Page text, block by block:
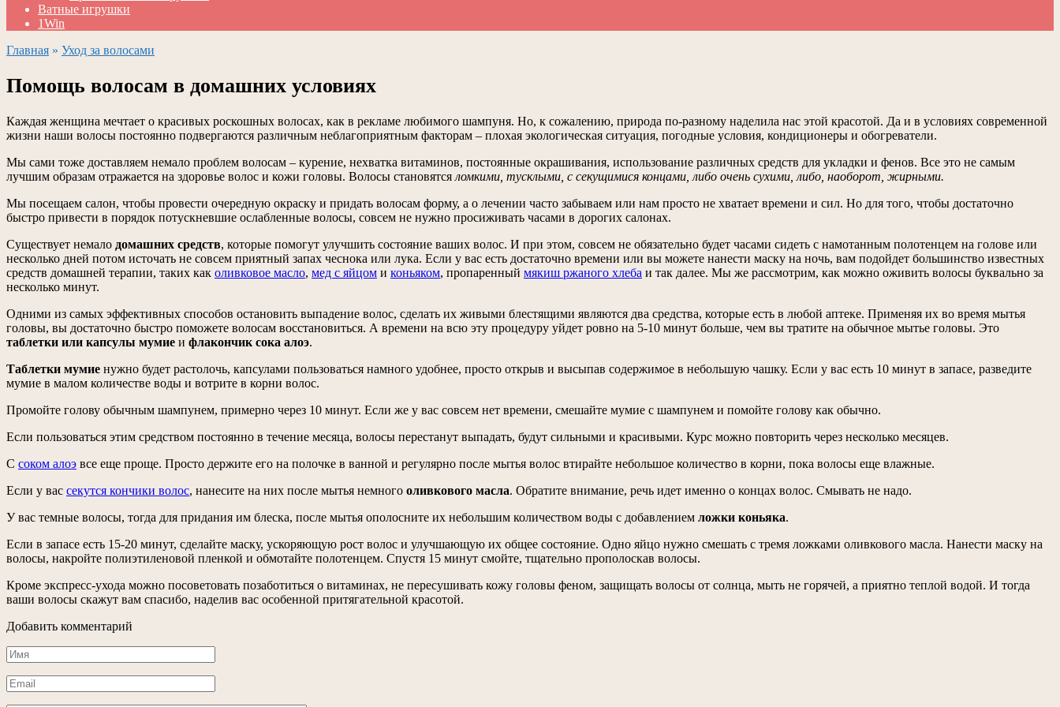
Ватные игрушки
1Win
Главная » Уход за волосами
Помощь волосам в домашних условиях
Каждая женщина мечтает о красивых роскошных волосах, как в рекламе любимого шампуня. Но, к сожалению, природа по-разному наделила нас этой красотой. Да и в условиях современной
жизни наши волосы постоянно подвергаются различным неблагоприятным факторам – плохая экологическая ситуация, погодные условия, кондиционеры и обогреватели.
Мы сами тоже доставляем немало проблем волосам – курение, нехватка витаминов, постоянные окрашивания, использование различных средств для укладки и фенов. Все это не самым
лучшим образам отражается на здоровье волос и кожи головы. Волосы становятсяломкими, тусклыми, с секущимися концами, либо очень сухими, либо, наоборот, жирными.
Мы посещаем салон, чтобы провести очередную окраску и придать волосам форму, а о лечении часто забываем или нам просто не хватает времени и сил. Но для того, чтобы достаточно
быстро привести в порядок потускневшие ослабленные волосы, совсем не нужно просиживать часами в дорогих салонах.
Существует немало домашних средств, которые помогут улучшить состояние ваших волос. И при этом, совсем не обязательно будет часами сидеть с намотанным полотенцем на голове или
несколько дней потом источать не совсем приятный запах чеснока или лука. Если у вас есть достаточно времени или вы можете нанести маску на ночь, вам подойдет большинство известных
средств домашней терапии, таких как оливковое масло, мед с яйцом и коньяком, пропаренный мякиш ржаного хлеба и так далее. Мы же рассмотрим, как можно оживить волосы буквально за
несколько минут.
Одними из самых эффективных способов остановить выпадение волос, сделать их живыми блестящими являются два средства, которые есть в любой аптеке. Применяя их во время мытья
головы, вы достаточно быстро поможете волосам восстановиться. А времени на всю эту процедуру уйдет ровно на 5-10 минут больше, чем вы тратите на обычное мытье головы. Это
таблетки или капсулы мумие и флакончик сока алоэ.
Таблетки мумие нужно будет растолочь, капсулами пользоваться намного удобнее, просто открыв и высыпав содержимое в небольшую чашку. Если у вас есть 10 минут в запасе, разведите
мумие в малом количестве воды и вотрите в корни волос.
Промойте голову обычным шампунем, примерно через 10 минут. Если же у вас совсем нет времени, смешайте мумие с шампунем и помойте голову как обычно.
Если пользоваться этим средством постоянно в течение месяца, волосы перестанут выпадать, будут сильными и красивыми. Курс можно повторить через несколько месяцев.
С соком алоэ все еще проще. Просто держите его на полочке в ванной и регулярно после мытья волос втирайте небольшое количество в корни, пока волосы еще влажные.
Если у вас секутся кончики волос, нанесите на них после мытья немного оливкового масла. Обратите внимание, речь идет именно о концах волос. Смывать не надо.
У вас темные волосы, тогда для придания им блеска, после мытья ополосните их небольшим количеством воды с добавлением ложки коньяка.
Если в запасе есть 15-20 минут, сделайте маску, ускоряющую рост волос и улучшающую их общее состояние. Одно яйцо нужно смешать с тремя ложками оливкового масла. Нанести маску на
волосы, накройте полиэтиленовой пленкой и обмотайте полотенцем. Спустя 15 минут смойте, тщательно прополоскав волосы.
Кроме экспресс-ухода можно посоветовать позаботиться о витаминах, не пересушивать кожу головы феном, защищать волосы от солнца, мыть не горячей, а приятно теплой водой. И тогда
ваши волосы скажут вам спасибо, наделив вас особенной притягательной красотой.
Добавить комментарий
Имя
*
Email
*